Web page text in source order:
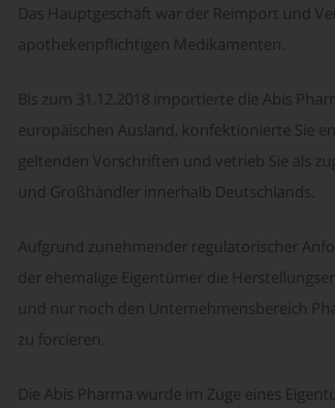
Das Hauptgeschäft war der Reimport und
apothekenpflichtigen Medikamenten.
Bis zum 31.12.2018 importierte die Abis
europäischen Ausland, konfektionierte Sie
geltenden Vorschriften und vetrieb Sie als
und Großhändler innerhalb Deutschlands.
Aufgrund zunehmender regulatorischer
der ehemalige Eigentümer die
und nur noch den Unternehmensbereich
zu forcieren.
Die Abis Pharma wurde im Zuge eines